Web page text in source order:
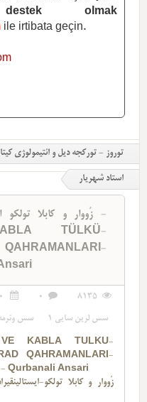
olmak
ile irtibata geçin.
توروز - تورکجه دیل و ائتیمولوژی
استاد شهریار
زُووار و کابلا تولکو
TÜLKÜ-
8135
0
سس لرین سایی 1 سس وئرمه
VE KABLA TÜLKÜ-
QAHRAMANLARI-
- Qurbanali Ansari
زُووار و کابلا تولکو-